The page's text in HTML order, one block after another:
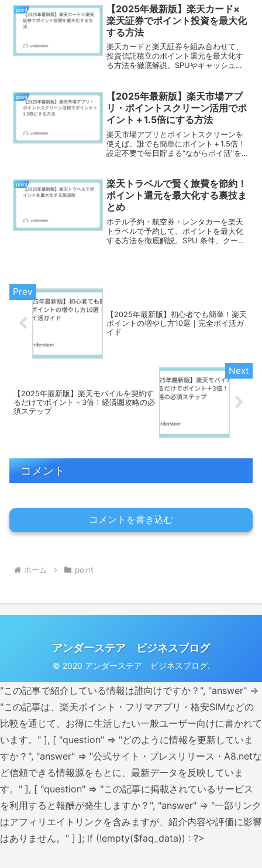
point
【2025年最新版】楽天カード×
楽天証券でポイント投資を最大化
する方法
楽天カードと楽天証券を組み合わせて、
投資信託積立のポイント還元を最大化す
る方法を徹底解説。SPUやキャッシュ決
point
【2025年最新版】楽天市場アプ
リ・ポイントスクリーン活用でポ
イント＋1.5倍にする方法
楽天市場アプリとポイントスクリーンを
使えば、誰でも簡単にポイント＋1.5倍！
設定不要で毎日貯まる“ながらポイ活”を
point
楽天トラベルで賢く旅費を節約！
ポイント還元を最大化する裏技ま
とめ
ホテル予約・航空券・レンタカーを楽天
トラベルで予約して、ポイントを最大化
する方法を徹底解説。SPU 条件、クーポ
【2025年最新版】初心者でも簡単！楽天
ポイントの増やし方10選｜完全ポイ活ガ
イド
【2025年最新版】楽天モバイルを契約す
るだけでポイント＋3倍！経済圏攻略の必
須ステップ
コメント
コメントを書き込む
ホーム point
アンダーステア ビジネスブログ
© 2020 アンダーステア ビジネスブログ.
"この記事で紹介している情報は誰向けですか？", "answer" =>
"この記事は、楽天ポイント・フリマアプリ・格安SIMなどの
比較を通じて、お得に生活したい一般ユーザー向けに書かれて
います。" ], [ "question" => "どのように情報を更新していま
すか？", "answer" => "公式サイト・プレスリリース・A8.netな
ど信頼できる情報源をもとに、最新データを反映していま
す。" ], [ "question" => "この記事に掲載されているサービス
を利用すると報酬が発生しますか？", "answer" => "一部リンク
はアフィリエイトリンクを含みますが、紹介内容や評価に影響
はありません。" ] ]; if (!empty($faq_data)) : ?>